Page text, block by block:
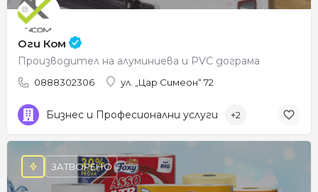
Оги Ком
Производител на алуминиева и PVC дограма
0888302306 ул. „Цар Симеон“ 72
Бизнес и Професионални услуги +2
ЗАТВОРЕНО